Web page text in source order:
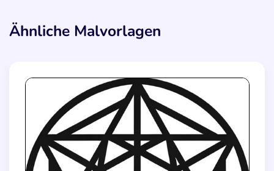
Ähnliche Malvorlagen